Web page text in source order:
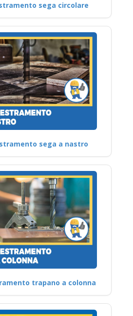
sega circolare
sega a nastro
trapano a colonna